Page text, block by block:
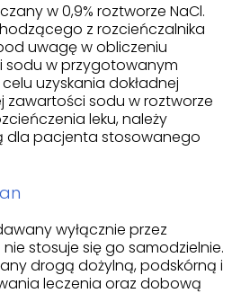
w 0,9% roztworze NaCl.
z rozcieńczalnika
uwagę w obliczeniu
sodu w przygotowanym
uzyskania dokładnej
sodu w roztworze
leku, należy
dla pacjenta stosowanego
wyłącznie przez
stosuje się go samodzielnie.
drogą dożylną, podskórną i
leczenia oraz dobową